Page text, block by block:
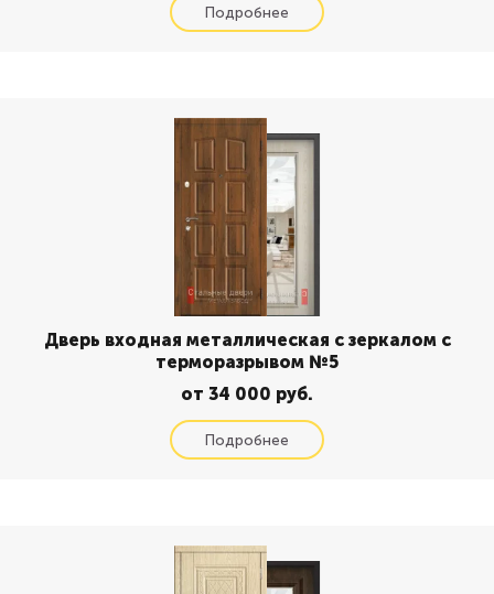
Дверь входная металлическая с зеркалом с
терморазрывом №5
от 34 000 руб.